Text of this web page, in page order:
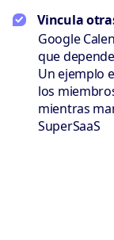
Vincula
Google
que
Un ejemplo
los
mientras
SuperSaaS